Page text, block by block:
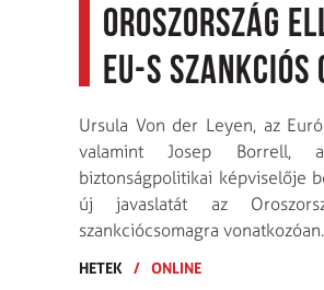
Oroszország
EU-s szankciós
Ursula Von der Leyen, az
valamint Josep
biztonságpolitikai képviselője
új javaslatát az
szankciócsomagra vonatkozóan.
HETEK / ONLINE